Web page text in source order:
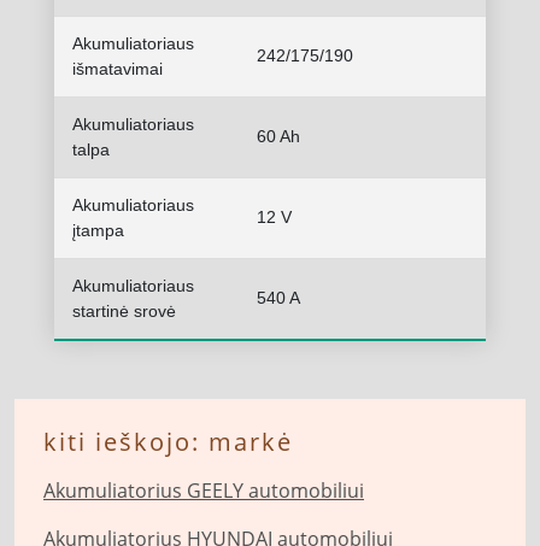
Akumuliatoriaus
išmatavimai
242/175/190
Akumuliatoriaus
talpa
60 Ah
Akumuliatoriaus
įtampa
12 V
Akumuliatoriaus
startinė srovė
540 A
kiti ieškojo: markė
Akumuliatorius GEELY automobiliui
Akumuliatorius HYUNDAI automobiliui